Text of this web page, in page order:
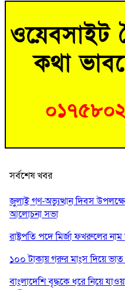
সর্বশেষ খবর
জুলাই গণ-অভ্যুত্থান দিবস
আলোচনা সভা
রাষ্ট্রপতি পদে মির্জা ফখরুলের নাম
১০০ টাকায় গরুর মাংস দিয়ে ভাত
বাংলাদেশি বৃদ্ধকে ধরে নিয়ে